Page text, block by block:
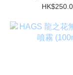
水 100ml 美式復